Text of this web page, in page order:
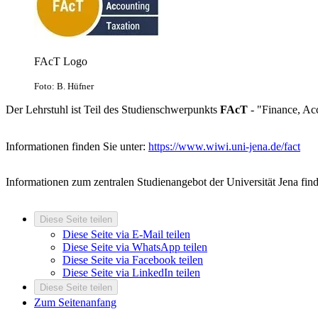
FAcT Logo
Foto: B. Hüfner
Der Lehrstuhl ist Teil des Studienschwerpunkts FAcT - "Finance,
Informationen finden Sie unter: https://www.wiwi.uni-jena.de/fact
Informationen zum zentralen Studienangebot der Universität Jena
Diese Seite teilen
Diese Seite via E-Mail teilen
Diese Seite via WhatsApp teilen
Diese Seite via Facebook teilen
Diese Seite via LinkedIn teilen
Diese Seite teilen
Zum Seitenanfang